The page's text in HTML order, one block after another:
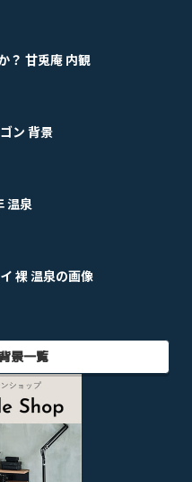
？ 甘兎庵 内観
ン 背景
温泉
裸 温泉の画像
景一覧